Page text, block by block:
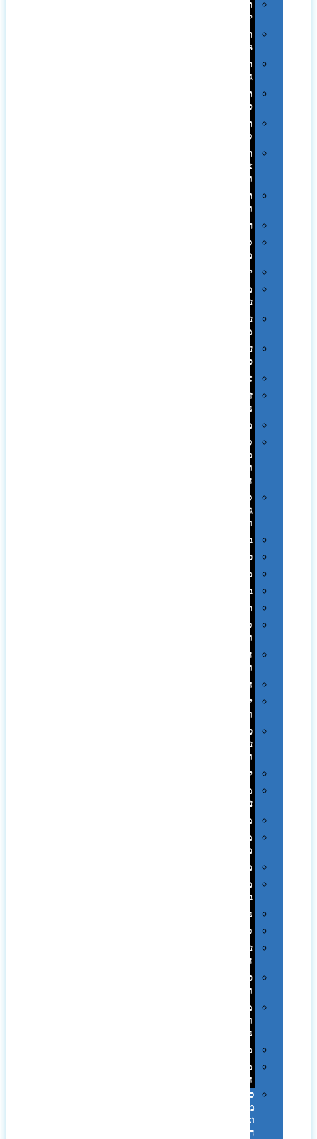
תיקים
לכנסים
תיקי
Swiss
תיקי
תיקי
טיולים
תיקי
ספורט
תיקי
ומכתביות
תערוכות
וכנסים
רמקולים
סוכריות
ממותגות
יודאיקה
מארזי
עטים
עטי
מתכת
עטי
פלסטיק
אוזניות
זכרונות
ניידים
מפצלים
סביבת
מחשב
וציוד
היקפי
סוללות
גיבוי
ומטענים
ביגוד
כובעים
מגבות
בקבוקים
תרמי
ספלים
וכוסות
הוקרה
ואומנות
חגים
יין
ומארזים
כלי
עבודה
ופנסים
למטבח
מוצרי
עור
מחברות
מחזיקי
מפתחות
משחקים
מתנה
בפחית
נסיעות
ספורט
על
השולחן…
פינוק
וספא
מזוודות
ותיקי
נסיעות
מטריות
מוצרי
חוף
סביבת
מחשב
וציוד
היקפי